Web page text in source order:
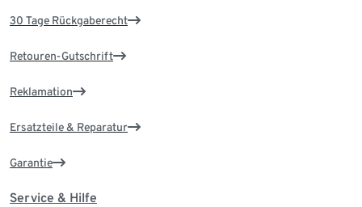
30 Tage Rückgaberecht
Retouren-Gutschrift
Reklamation
Ersatzteile & Reparatur
Garantie
Service & Hilfe